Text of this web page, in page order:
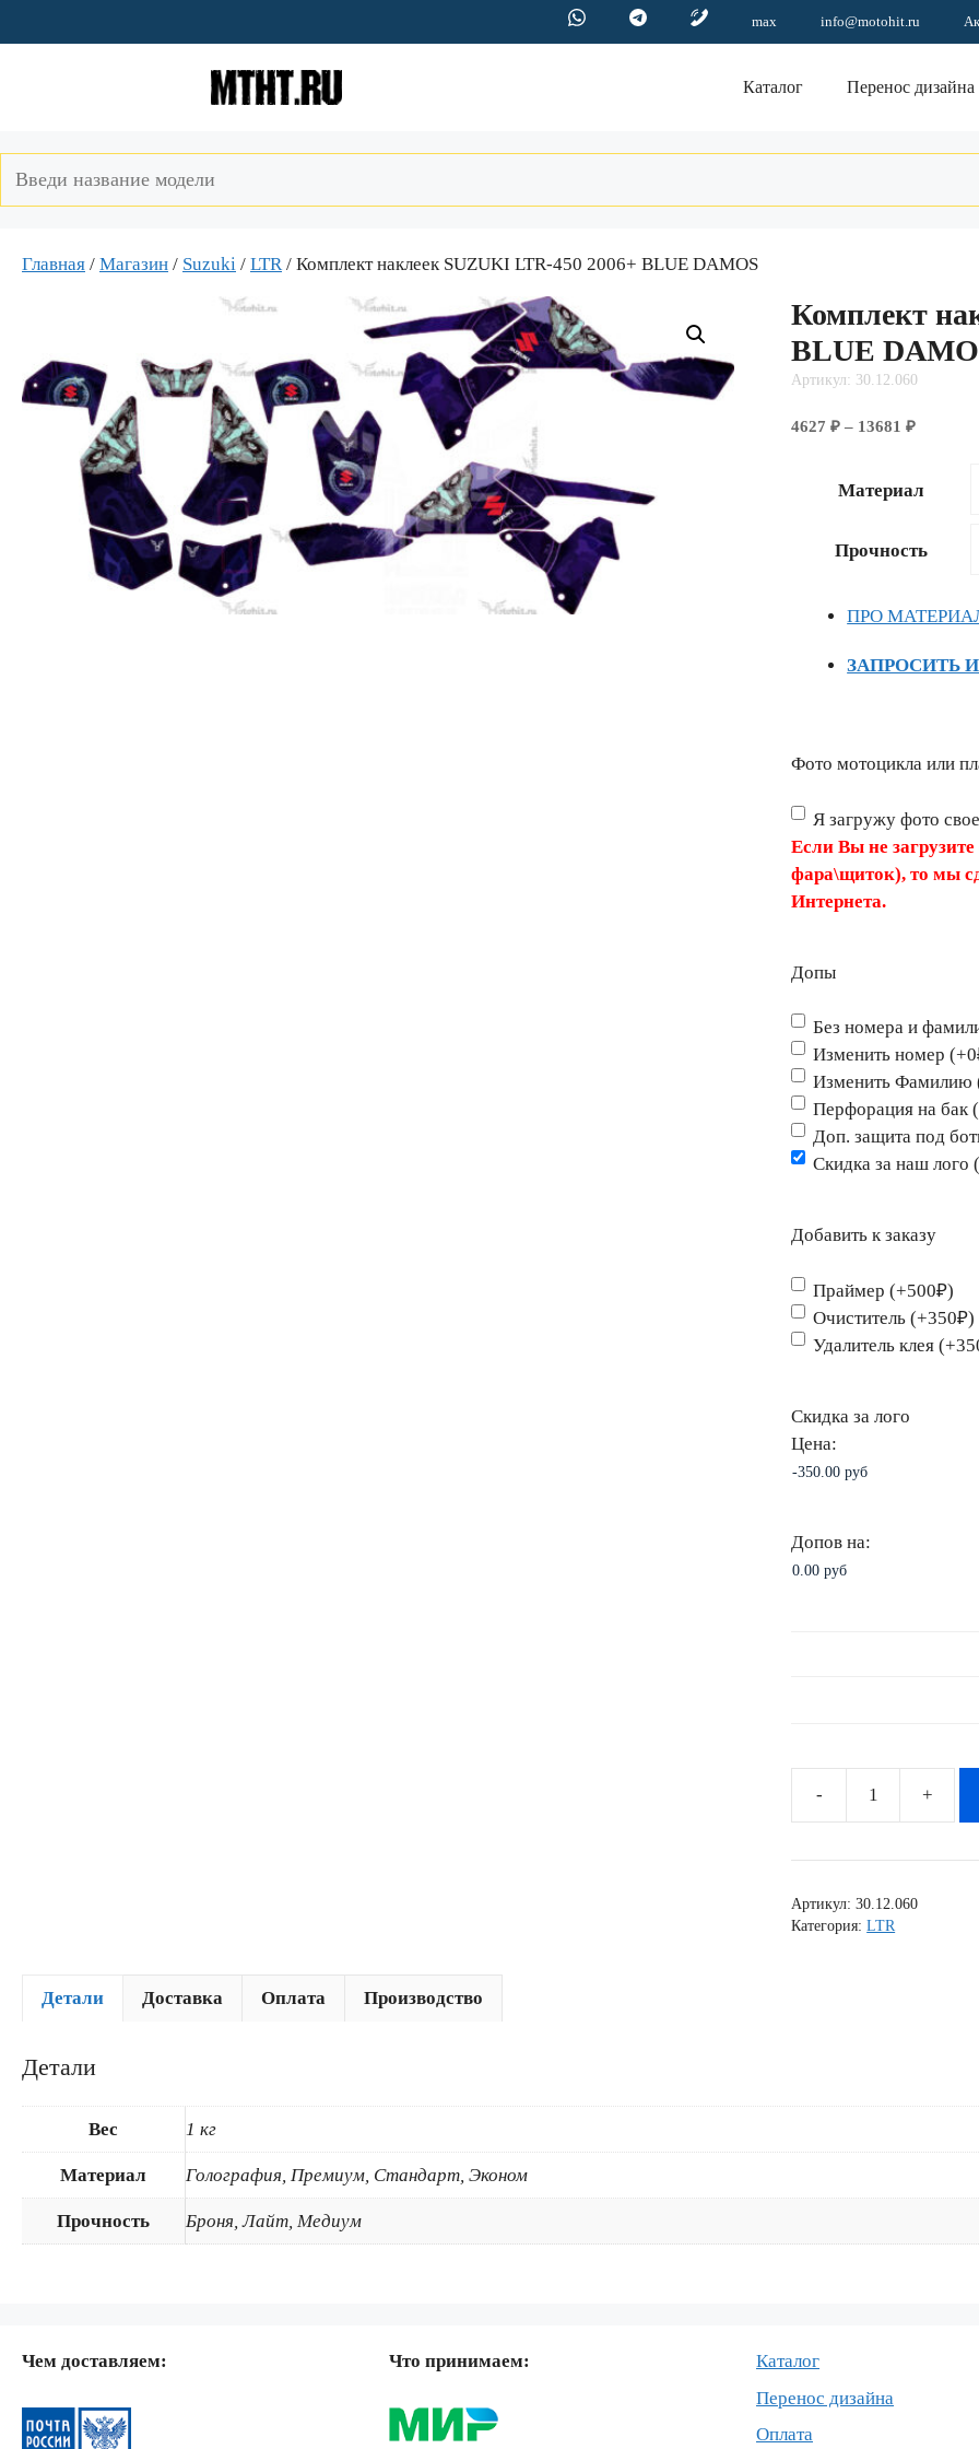
к
max info@motohit.ru
Каталог Перенос дизайна
Главная / Магазин / Suzuki / LTR/ Комплект наклеек SUZUKI LTR-450 2006+ BLUE DAMOS
Комплект
BLUE
Артикул: 30.12.060
4627₽ – 13681₽Диапазон
–
Материал
Прочность
ПРО
ЗАПРОСИТЬ
Фото мотоцикла или
Я загружу фото
Если Вы не
фара\щиток), то мы
Интернета.
Допы
Без номера и
Изменить номер
Изменить Фамилию
Перфорация на бак
Доп. защита под
Скидка за наш лого
Добавить к заказу
Праймер (+500₽)
Очиститель (+350₽)
Удалитель клея
Скидка за лого
Цена:
Допов на:
Количество
Комплект
SUZUKI
Артикул:30.12.060
Категория:LTR
Детали Доставка Оплата Производство
Детали
Вес 1 кг
Материал Голография, Премиум, Стандарт, Эконом
Прочность Броня, Лайт, Медиум
Чем доставляем: Что принимаем:
Каталог
Перенос дизайна
Оплата